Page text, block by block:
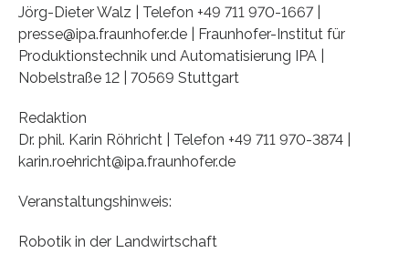
Jörg-Dieter Walz | Telefon +49 711 970-1667 |
presse@ipa.fraunhofer.de | Fraunhofer-Institut für
Produktionstechnik und Automatisierung IPA |
Nobelstraße 12 | 70569 Stuttgart
Redaktion
Dr. phil. Karin Röhricht | Telefon +49 711 970-3874 |
karin.roehricht@ipa.fraunhofer.de
Veranstaltungshinweis:
Robotik in der Landwirtschaft